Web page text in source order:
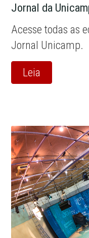
Jornal da
Acesse todas as
Jornal Unicamp.
Leia